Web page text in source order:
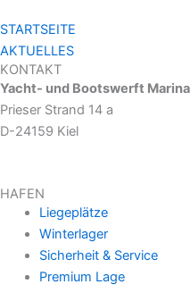
STARTSEITE
AKTUELLES
KONTAKT
Yacht- und Bootswerft
Prieser Strand 14 a
D-24159 Kiel
HAFEN
Liegeplätze
Winterlager
Sicherheit & Service
Premium Lage